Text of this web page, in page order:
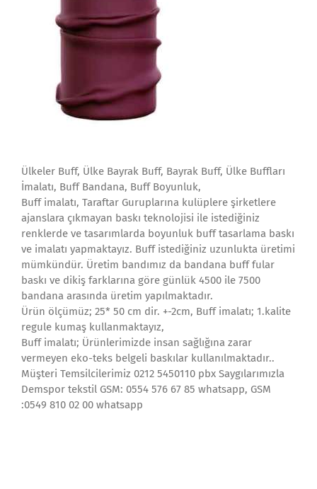
Ülkeler Buff, Ülke Bayrak Buff, Bayrak Buff, Ülke Buffları
İmalatı, Buff Bandana, Buff Boyunluk,
Buff imalatı, Taraftar Guruplarına kulüplere şirketlere
ajanslara çıkmayan baskı teknolojisi ile istediğiniz
renklerde ve tasarımlarda boyunluk buff tasarlama baskı
ve imalatı yapmaktayız. Buff istediğiniz uzunlukta üretimi
mümkündür. Üretim bandımız da bandana buff fular
baskı ve dikiş farklarına göre günlük 4500 ile 7500
bandana arasında üretim yapılmaktadır.
Ürün ölçümüz; 25* 50 cm dir. +-2cm, Buff imalatı; 1.kalite
regule kumaş kullanmaktayız,
Buff imalatı; Ürünlerimizde insan sağlığına zarar
vermeyen eko-teks belgeli baskılar kullanılmaktadır..
Müşteri Temsilcilerimiz 0212 5450110 pbx Saygılarımızla
Demspor tekstil GSM: 0554 576 67 85 whatsapp, GSM
:0549 810 02 00 whatsapp